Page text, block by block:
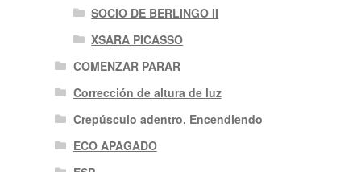
SOCIO DE BERLINGO II
XSARA PICASSO
COMENZAR PARAR
Corrección de altura de luz
Crepúsculo adentro. Encendiendo
ECO APAGADO